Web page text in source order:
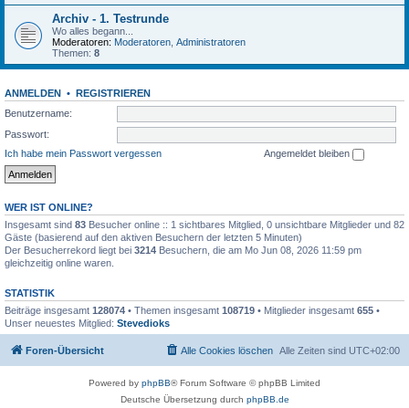
Archiv - 1. Testrunde
Wo alles begann...
Moderatoren: Moderatoren Administratoren
Themen: 8
ANMELDEN • REGISTRIEREN
Benutzername:
Passwort:
Ich habe mein Passwort vergessen
Angemeldet bleiben
WER IST ONLINE?
Insgesamt sind 83 Besucher online :: 1 sichtbares Mitglied, 0 unsichtbare Mitglieder und 82
Gäste (basierend auf den aktiven Besuchern der letzten 5 Minuten)
Der Besucherrekord liegt bei 3214 Besuchern, die am Mo Jun 08, 2026 11:59 pm
gleichzeitig online waren.
STATISTIK
Beiträge insgesamt 128074 • Themen insgesamt 108719 • Mitglieder insgesamt 655 •
Unser neuestes Mitglied: Stevedioks
Foren-Übersicht Alle Zeiten sind UTC+02:00
Alle Cookies löschen
Powered by phpBB® Forum Software © phpBB Limited
Deutsche Übersetzung durch phpBB.de